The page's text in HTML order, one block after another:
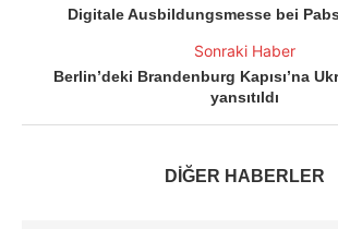
Digitale Ausbildungsmesse bei
Sonraki Haber
Berlin’deki Brandenburg Kapısı’na
yansıtıldı
DİĞER HABERLER